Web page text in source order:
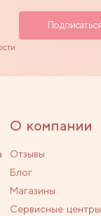
О компании
Отзывы
Блог
Магазины
Сервисные центры